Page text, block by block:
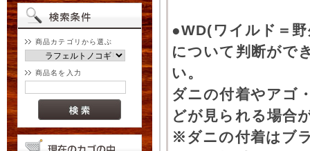
商品カテゴリから選ぶ
商品名を入力
●WD(ワイルド＝
について判断がで
い。
ダニの付着やアゴ
どが見られる場合
※ダニの付着はブ